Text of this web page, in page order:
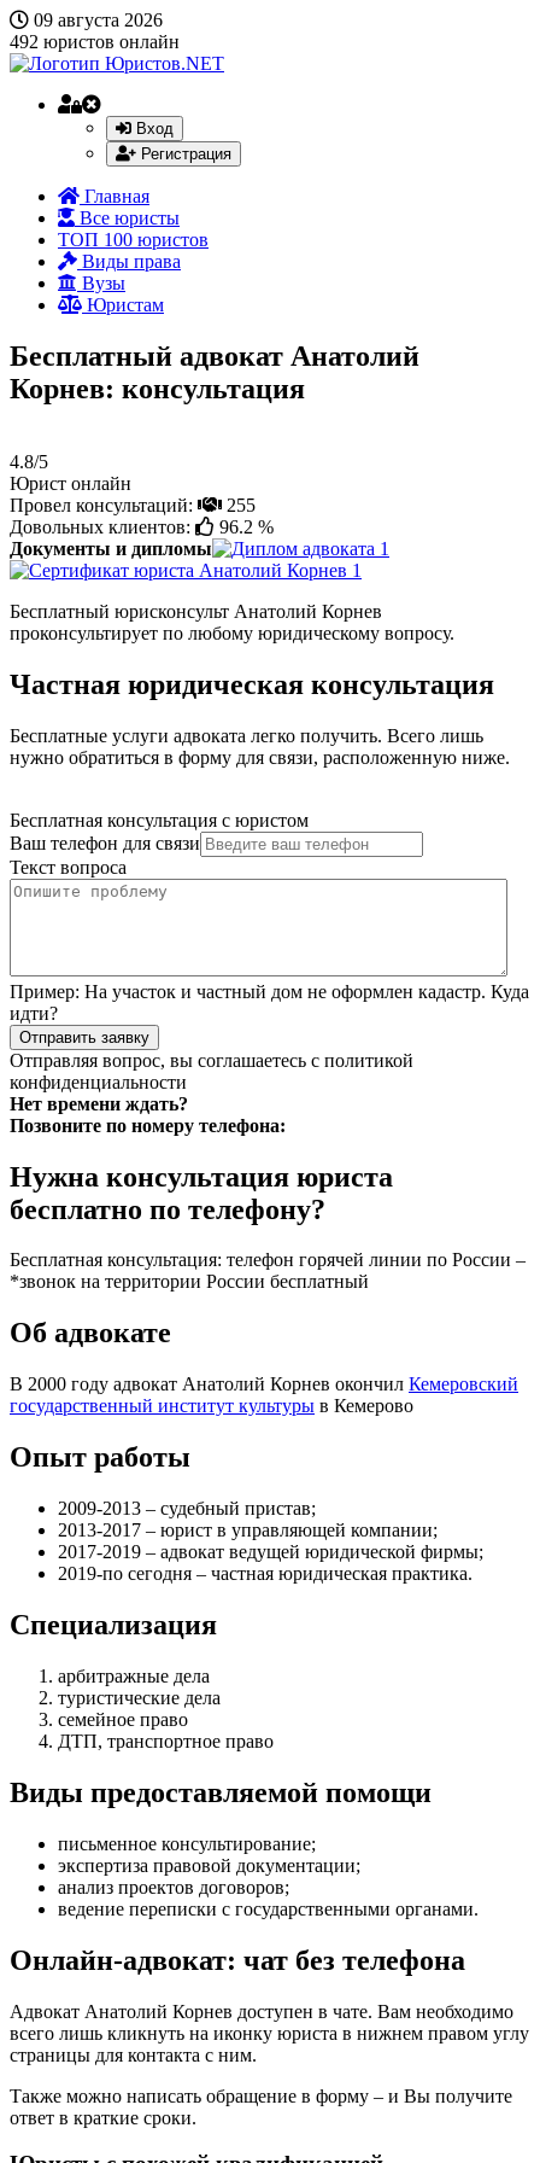
09 августа 2026
492 юристов онлайн
Вход
Регистрация
Главная
Все юристы
ТОП 100 юристов
Виды права
Вузы
Юристам
Бесплатный адвокат Анатолий
Корнев: консультация
4.8/5
Юрист онлайн
Провел консультаций:
255
Довольных клиентов:
96.2 %
Документы и дипломы
Бесплатный юрисконсульт Анатолий Корнев
проконсультирует по любому юридическому вопросу.
Частная юридическая консультация
Бесплатные услуги адвоката легко получить. Всего лишь
нужно обратиться в форму для связи, расположенную ниже.
Бесплатная консультация с юристом
Ваш телефон для связи
Текст вопроса
Пример: На участок и частный дом не оформлен кадастр. Куда
идти?
Отправить заявку
Отправляя вопрос, вы соглашаетесь с политикой
конфиденциальности
Нет времени ждать?
Позвоните по номеру телефона:
Нужна консультация юриста
бесплатно по телефону?
Бесплатная консультация: телефон горячей линии по России –
*звонок на территории России бесплатный
Об адвокате
В 2000 году адвокат Анатолий Корнев окончил Кемеровский
государственный институт культуры в Кемерово
Опыт работы
2009-2013 – судебный пристав;
2013-2017 – юрист в управляющей компании;
2017-2019 – адвокат ведущей юридической фирмы;
2019-по сегодня – частная юридическая практика.
Специализация
арбитражные дела
туристические дела
семейное право
ДТП, транспортное право
Виды предоставляемой помощи
письменное консультирование;
экспертиза правовой документации;
анализ проектов договоров;
ведение переписки с государственными органами.
Онлайн-адвокат: чат без телефона
Адвокат Анатолий Корнев доступен в чате. Вам необходимо
всего лишь кликнуть на иконку юриста в нижнем правом углу
страницы для контакта с ним.
Также можно написать обращение в форму – и Вы получите
ответ в краткие сроки.